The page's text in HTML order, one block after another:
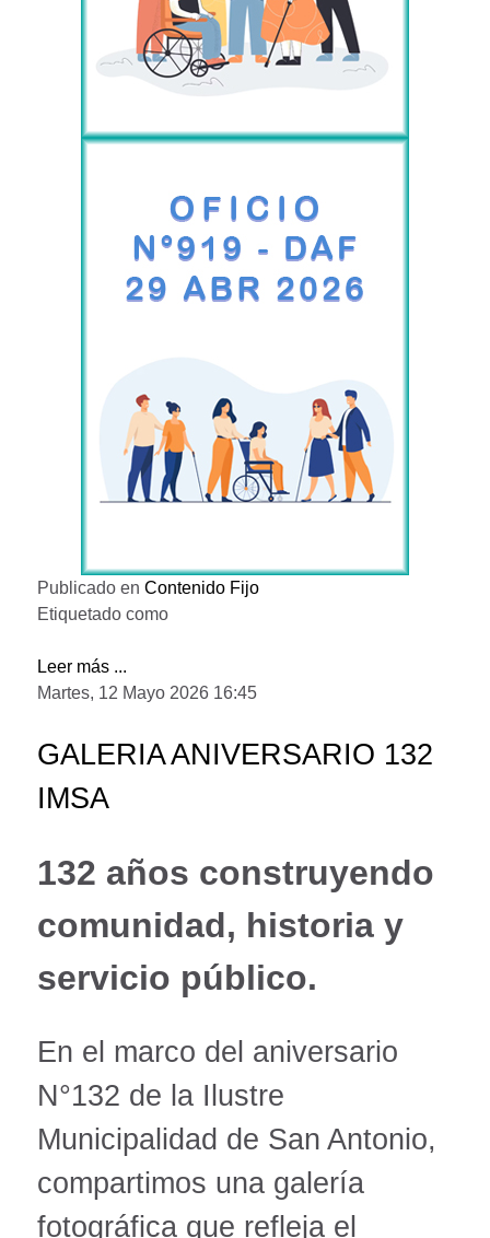
Publicado en Contenido Fijo
Etiquetado como
Leer más ...
Martes, 12 Mayo 2026 16:45
GALERIA ANIVERSARIO 132
IMSA
132 años construyendo
comunidad, historia y
servicio público.
En el marco del aniversario
N°132 de la Ilustre
Municipalidad de San Antonio,
compartimos una galería
fotográfica que refleja el